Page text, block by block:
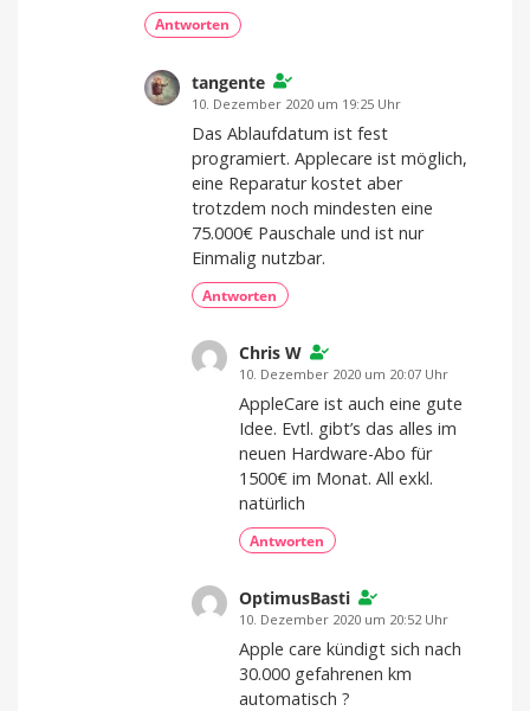
Antworten
tangente
10. Dezember 2020 um 19:25 Uhr
Das Ablaufdatum ist fest
programiert. Applecare ist möglich,
eine Reparatur kostet aber
trotzdem noch mindesten eine
75.000€ Pauschale und ist nur
Einmalig nutzbar.
Antworten
Chris W
10. Dezember 2020 um 20:07 Uhr
AppleCare ist auch eine gute
Idee. Evtl. gibt’s das alles im
neuen Hardware-Abo für
1500€ im Monat. All exkl.
natürlich
Antworten
OptimusBasti
10. Dezember 2020 um 20:52 Uhr
Apple care kündigt sich nach
30.000 gefahrenen km
automatisch ?